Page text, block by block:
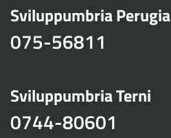
Sviluppumbria Perugia
075-56811
Sviluppumbria Terni
0744-80601